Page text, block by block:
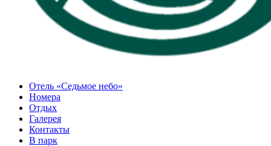
Отель «Седьмое небо»
Номера
Отдых
Галерея
Контакты
В парк